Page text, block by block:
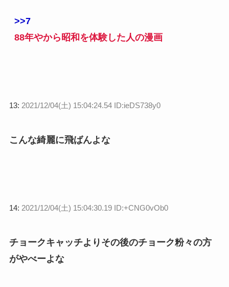
>>7
88年やから昭和を体験した人の漫画
13: 2021/12/04(土) 15:04:24.54 ID:ieDS738y0
こんな綺麗に飛ばんよな
14: 2021/12/04(土) 15:04:30.19 ID:+CNG0vOb0
チョークキャッチよりその後のチョーク粉々の方
がやべーよな